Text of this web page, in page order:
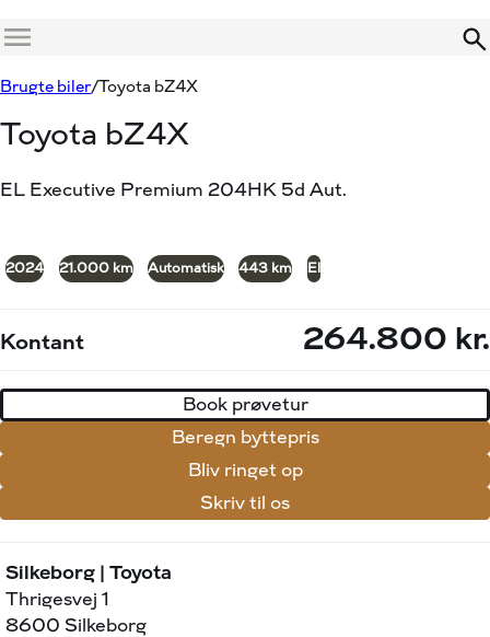
Menu
Brugte biler Toyota bZ4X
Toyota bZ4X
EL Executive Premium 204HK 5d Aut.
2024 21.000 km Automatisk 443 km El
Kontant 264.800 kr.
Book prøvetur
Beregn byttepris
Bliv ringet op
Skriv til os
Silkeborg | Toyota
Thrigesvej 1
8600 Silkeborg